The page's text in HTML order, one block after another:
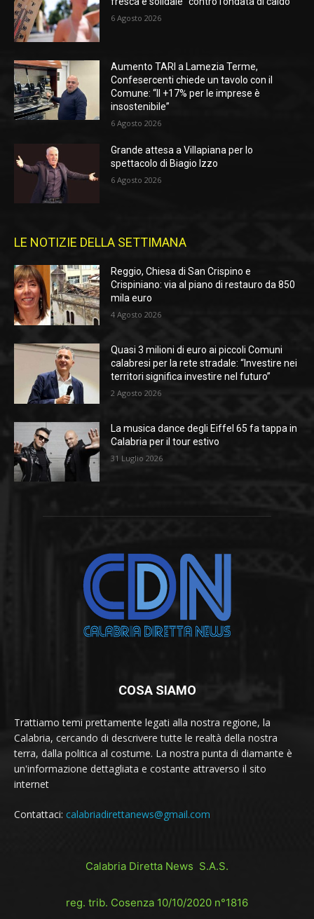
6 Agosto 2026
Aumento TARI a Lamezia Terme,
Confesercenti chiede un tavolo con il
Comune: “Il +17% per le imprese è
insostenibile”
6 Agosto 2026
Grande attesa a Villapiana per lo
spettacolo di Biagio Izzo
6 Agosto 2026
LE NOTIZIE DELLA SETTIMANA
Reggio, Chiesa di San Crispino e
Crispiniano: via al piano di restauro da 850
mila euro
4 Agosto 2026
Quasi 3 milioni di euro ai piccoli Comuni
calabresi per la rete stradale: “Investire nei
territori significa investire nel futuro”
2 Agosto 2026
La musica dance degli Eiffel 65 fa tappa in
Calabria per il tour estivo
31 Luglio 2026
COSA SIAMO
Trattiamo temi prettamente legati alla nostra regione, la
Calabria, cercando di descrivere tutte le realtà della nostra
terra, dalla politica al costume. La nostra punta di diamante è
un'informazione dettagliata e costante attraverso il sito
internet
Contattaci: calabriadirettanews@gmail.com
Calabria Diretta News S.A.S.
reg. trib. Cosenza 10/10/2020 n°1816